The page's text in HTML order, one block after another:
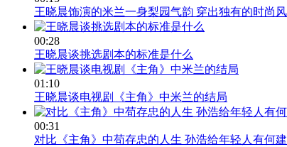
王晓晨饰演的米兰一身梨园气韵 穿出独有的时尚
00:28
王晓晨谈挑选剧本的标准是什么
01:10
王晓晨谈电视剧《主角》中米兰的结局
00:31
对比《主角》中苟存忠的人生 孙浩给年轻人有何